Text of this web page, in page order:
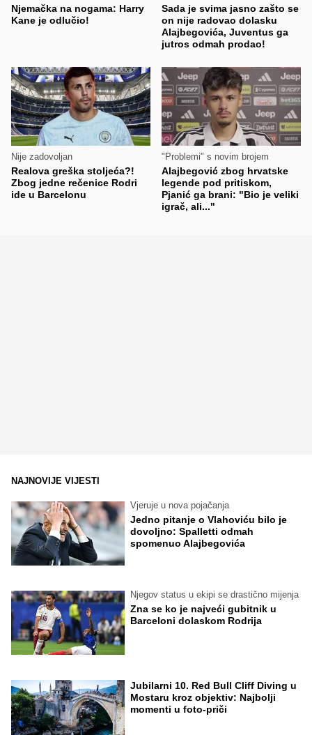
Njemačka na nogama: Harry
Kane je odlučio!
Sada je svima jasno zašto se
on nije radovao dolasku
Alajbegovića, Juventus ga
jutros odmah prodao!
Nije zadovoljan
Realova greška stoljeća?!
Zbog jedne rečenice Rodri
ide u Barcelonu
"Problemi" s novim brojem
Alajbegović zbog hrvatske
legende pod pritiskom,
Pjanić ga brani: "Bio je veliki
igrač, ali..."
NAJNOVIJE VIJESTI
Vjeruje u nova pojačanja
Jedno pitanje o Vlahoviću bilo je
dovoljno: Spalletti odmah
spomenuo Alajbegovića
Njegov status u ekipi se drastično mijenja
Zna se ko je najveći gubitnik u
Barceloni dolaskom Rodrija
Jubilarni 10. Red Bull Cliff Diving u
Mostaru kroz objektiv: Najbolji
momenti u foto-priči